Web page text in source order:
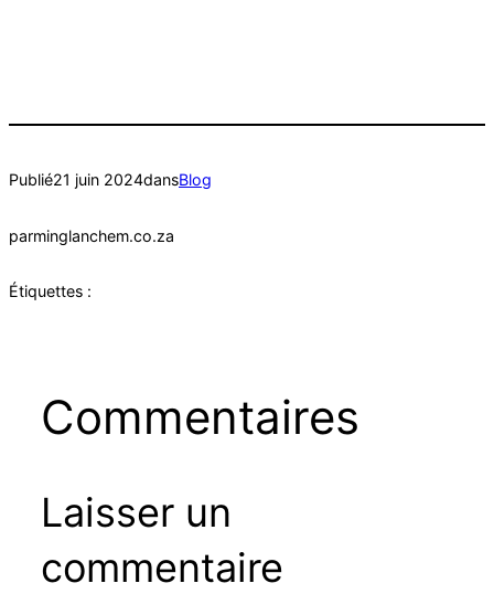
Publié21 juin 2024dansBlog
parminglanchem.co.za
Étiquettes :
Commentaires
Laisser un
commentaire